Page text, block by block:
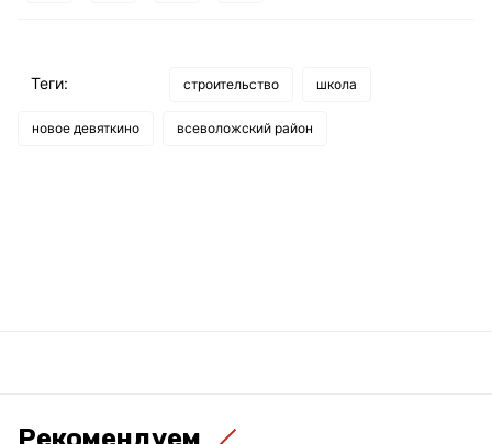
Теги: строительство школа
новое девяткино всеволожский район